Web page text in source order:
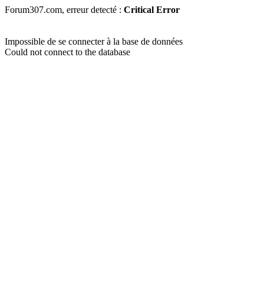
Forum307.com, erreur detecté : Critical Error
Impossible de se connecter à la base de données
Could not connect to the database